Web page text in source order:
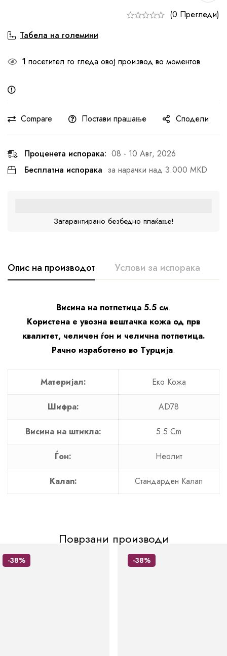
(0 Прегледи)
Табела на големини
1 посетител го гледа овој производ во моментов
Compare Постави прашање Сподели
Проценета испорака: 08 - 10 Авг, 2026
Бесплатна испорака за нарачки над 3.000 MKD
Загарантирано безбедно плаќање!
Опис на производот Услови за испорака
Висина на потпетица 5.5 см.
Користена е увозна вештачка кожа од прв
квалитет, челичен ѓон и челична потпетица.
Рачно изработено во Турција.
Материјал: Еко Кожа
Шифра: AD78
Висина на штикла: 5.5 Cm
Ѓон: Неолит
Калап: Стандарден Калап
Поврзани производи
-38% -38%